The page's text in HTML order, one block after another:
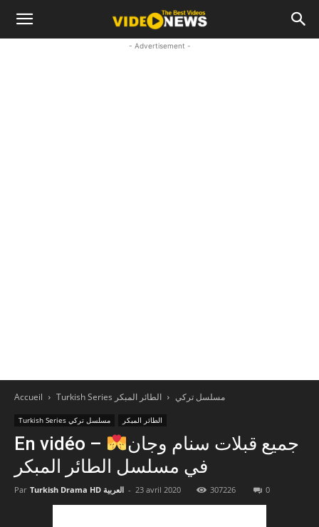
- Advertisement -
Accueil Turkish Series مسلسل تركي الطائر المبكر
Turkish Series مسلسل تركي الطائر المبكر
En vidéo – جميع قبلات سنام وجان
في مسلسل الطائر المبكر
Par Turkish Drama HD العربية - 23 avril 2020 307226 0